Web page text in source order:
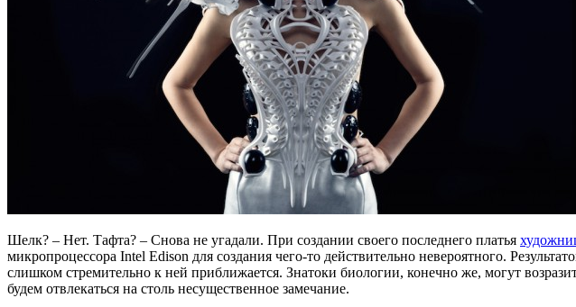
Шелк? – Нет. Тафта? – Снова не угадали. При создании своего последнего платья
микропроцессора Intel Edison для создания чего-то действительно невероятного.
слишком стремительно к ней приближается. Знатоки биологии, конечно же, могут
будем отвлекаться на столь несущественное замечание.